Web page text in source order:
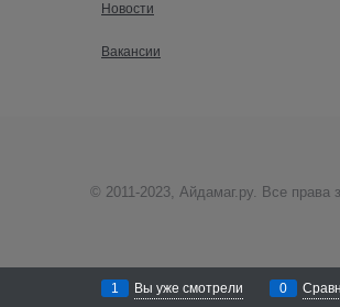
Новости
Вакансии
© 2011-2023, Айдамаг.ру. Все права
1 Вы уже смотрели 0